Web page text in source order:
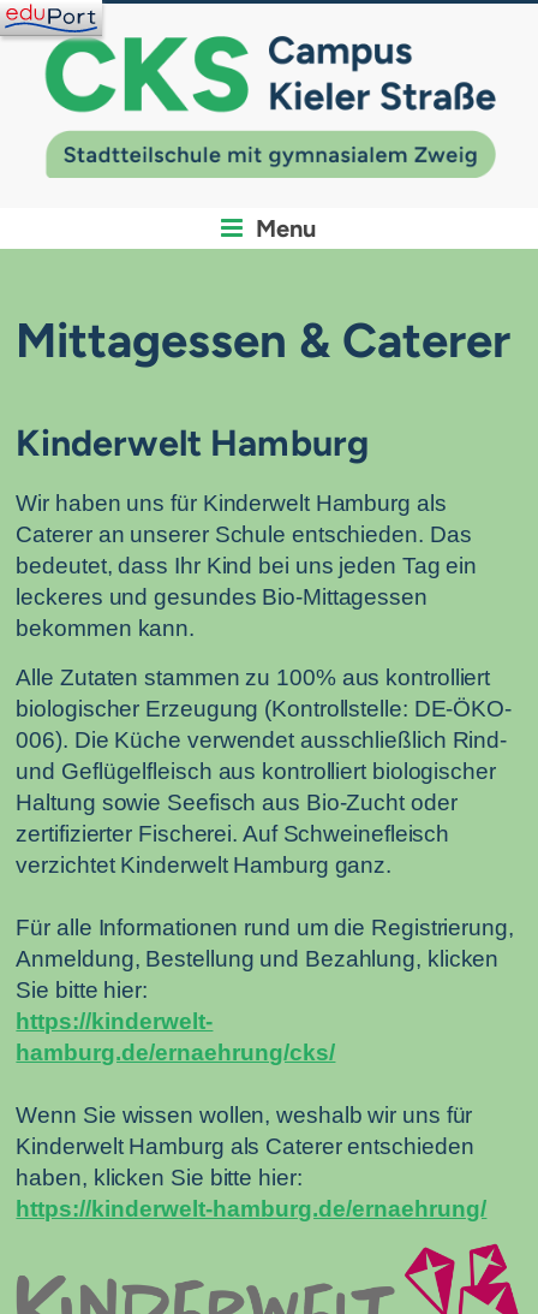
Menu
Mittagessen & Caterer
Kinderwelt Hamburg
Wir haben uns für Kinderwelt Hamburg als
Caterer an unserer Schule entschieden. Das
bedeutet, dass Ihr Kind bei uns jeden Tag ein
leckeres und gesundes Bio-Mittagessen
bekommen kann.
Alle Zutaten stammen zu 100% aus kontrolliert
biologischer Erzeugung (Kontrollstelle: DE-ÖKO-
006). Die Küche verwendet ausschließlich Rind-
und Geflügelfleisch aus kontrolliert biologischer
Haltung sowie Seefisch aus Bio-Zucht oder
zertifizierter Fischerei. Auf Schweinefleisch
verzichtet Kinderwelt Hamburg ganz.
Für alle Informationen rund um die Registrierung,
Anmeldung, Bestellung und Bezahlung, klicken
Sie bitte hier:
https://kinderwelt-
hamburg.de/ernaehrung/cks/
Wenn Sie wissen wollen, weshalb wir uns für
Kinderwelt Hamburg als Caterer entschieden
haben, klicken Sie bitte hier:
https://kinderwelt-hamburg.de/ernaehrung/